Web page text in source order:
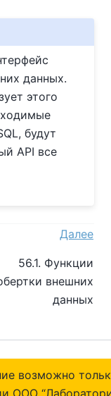
данных.
этого
будут
API все
Далее
56.1. Функции
внешних
данных
возможно